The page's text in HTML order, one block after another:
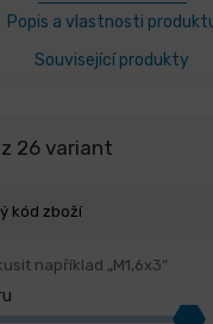
Popis a vlastnosti
Související produkty
26 variant
například „M1,6x3“